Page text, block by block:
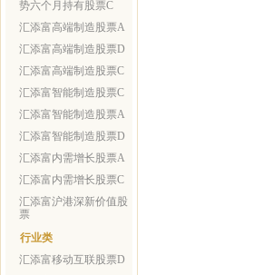
势六个月持有股票C
汇添富高端制造股票A
汇添富高端制造股票D
汇添富高端制造股票C
汇添富智能制造股票C
汇添富智能制造股票A
汇添富智能制造股票D
汇添富内需增长股票A
汇添富内需增长股票C
汇添富沪港深新价值股
票
行业类
汇添富移动互联股票D